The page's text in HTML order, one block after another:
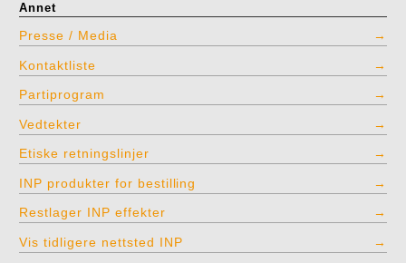
Annet
Presse / Media
Kontaktliste
Partiprogram
Vedtekter
Etiske retningslinjer
INP produkter for bestilling
Restlager INP effekter
Vis tidligere nettsted INP